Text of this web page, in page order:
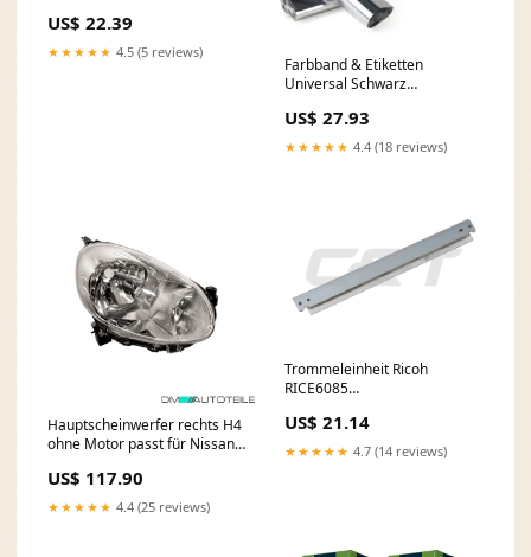
Lumachine - Tripoline,
Italienische Nudeln aus
Hartweizengrieß, Italienische
US$ 22.39
★★★★★ 4.5 (5 reviews)
Farbband & Etiketten
Universal Schwarz
L8250CDN
US$ 27.93
★★★★★ 4.4 (18 reviews)
Hauptscheinwerfer rechts H4
ohne Motor passt für Nissan
CX30
US$ 117.90
★★★★★ 4.4 (25 reviews)
Trommeleinheit Ricoh
RICE6085
US$ 21.14
★★★★★ 4.7 (14 reviews)